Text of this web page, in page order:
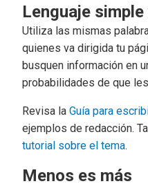
Lenguaje
Utiliza las mismas
quienes va dirigida tu
busquen información en
probabilidades de que
Revisa la Guía para
ejemplos de redacción.
tutorial sobre el tema.
Menos es más